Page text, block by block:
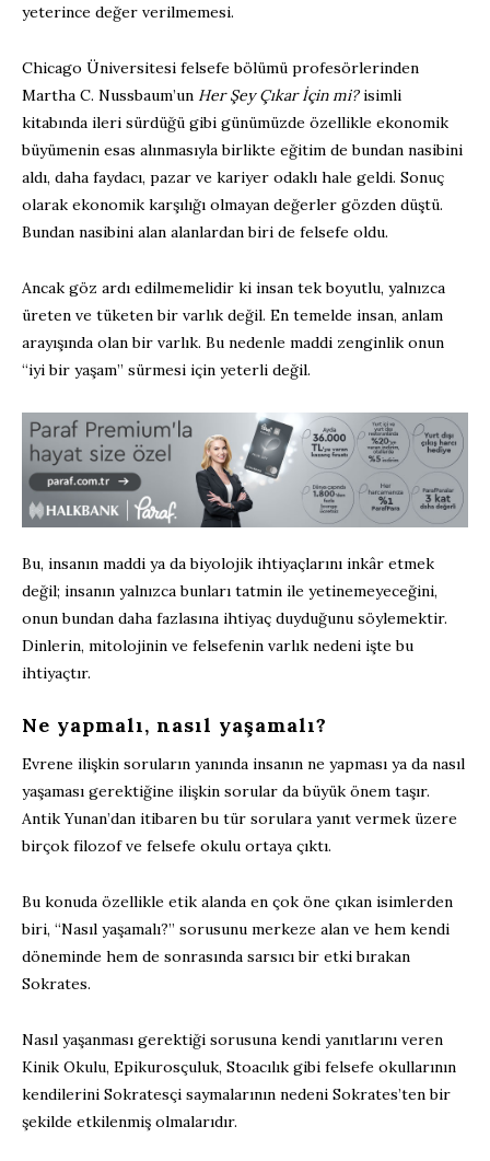
yeterince değer verilmemesi.
Chicago Üniversitesi felsefe bölümü profesörlerinden
Martha C. Nussbaum’un Her Şey Çıkar İçin mi?isimli
kitabında ileri sürdüğü gibi günümüzde özellikle ekonomik
büyümenin esas alınmasıyla birlikte eğitim de bundan nasibini
aldı, daha faydacı, pazar ve kariyer odaklı hale geldi. Sonuç
olarak ekonomik karşılığı olmayan değerler gözden düştü.
Bundan nasibini alan alanlardan biri de felsefe oldu.
Ancak göz ardı edilmemelidir ki insan tek boyutlu, yalnızca
üreten ve tüketen bir varlık değil. En temelde insan, anlam
arayışında olan bir varlık. Bu nedenle maddi zenginlik onun
“iyi bir yaşam” sürmesi için yeterli değil.
Bu, insanın maddi ya da biyolojik ihtiyaçlarını inkâr etmek
değil; insanın yalnızca bunları tatmin ile yetinemeyeceğini,
onun bundan daha fazlasına ihtiyaç duyduğunu söylemektir.
Dinlerin, mitolojinin ve felsefenin varlık nedeni işte bu
ihtiyaçtır.
Ne yapmalı, nasıl yaşamalı?
Evrene ilişkin soruların yanında insanın ne yapması ya da nasıl
yaşaması gerektiğine ilişkin sorular da büyük önem taşır.
Antik Yunan’dan itibaren bu tür sorulara yanıt vermek üzere
birçok filozof ve felsefe okulu ortaya çıktı.
Bu konuda özellikle etik alanda en çok öne çıkan isimlerden
biri, “Nasıl yaşamalı?” sorusunu merkeze alan ve hem kendi
döneminde hem de sonrasında sarsıcı bir etki bırakan
Sokrates.
Nasıl yaşanması gerektiği sorusuna kendi yanıtlarını veren
Kinik Okulu, Epikurosçuluk, Stoacılık gibi felsefe okullarının
kendilerini Sokratesçi saymalarının nedeni Sokrates’ten bir
şekilde etkilenmiş olmalarıdır.